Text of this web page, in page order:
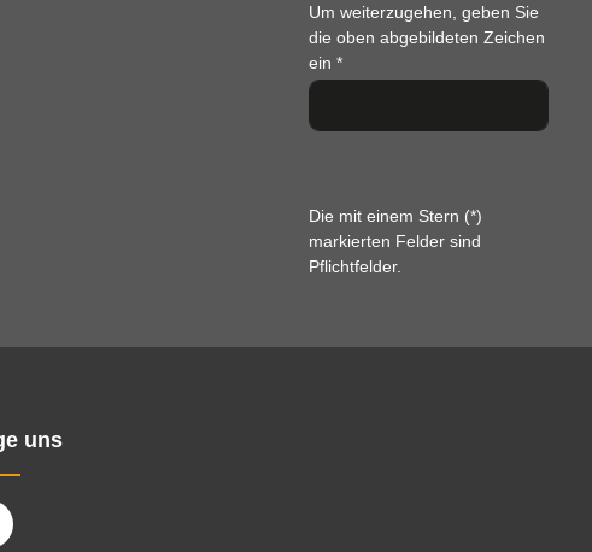
Um weiterzugehen, geben Sie
die oben abgebildeten Zeichen
ein*
Die mit einem Stern (*)
markierten Felder sind
Pflichtfelder.
uns